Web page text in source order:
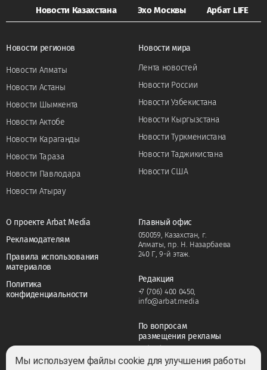
Новости Казахстана Эхо Москвы Арбат LIFE
Новости регионов
Новости Алматы
Новости Астаны
Новости Шымкента
Новости Актобе
Новости Караганды
Новости Тараза
Новости Павлодара
Новости Атырау
Новости мира
Лента новостей
Новости России
Новости Узбекистана
Новости Кыргызстана
Новости Туркменистана
Новости Таджикистана
Новости США
О проекте Arbat Media
Рекламодателям
Правила использования
материалов
Политика
конфиденциальности
Главный офис
050059, Казахстан, г.
Алматы, пр. Н. Назарбаева
240 Г, 9-й этаж.
Редакция
+7 (706) 400 0450,
info@arbat.media
По вопросам
размещения рекламы
adv@arbat.media
Мы используем файлы cookie для улучшения работы